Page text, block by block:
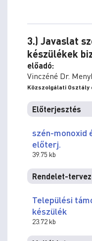
3.) Javaslat
készülékek
előadó:
Vinczéné Dr.
Közszolgálati Osztály
Előterjesztés
szén-monoxid
előterj.
39.75 kb
Rendelet-
Települési
készülék
23.72 kb